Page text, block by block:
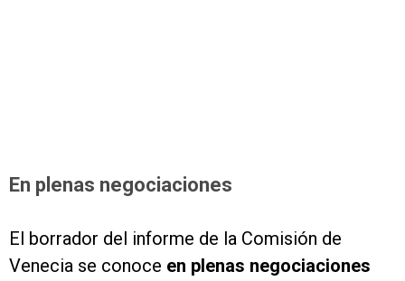
En plenas negociaciones
El borrador del informe de la Comisión de
Venecia se conoce en plenas negociaciones